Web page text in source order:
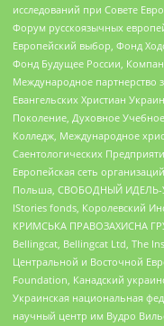
исследований при Совете
Форум русскоязычных
Европейский выбор, Фонд
Фонд Будущее России,
Международное партнерство
Евангельских Христиан
Поколение, Духовное
Колледж, Международное
Саентологических
Европейская сеть
Польша, СВОБОДНЫЙ ИДЕЛЬ-
IStories fonds, Королевский
КРИМСЬКА ПРАВОЗАХИСНА
Bellingcat, Bellingcat Ltd, The
Центральной и Восточной
Foundation, Канадский
Украинская национальная
научный центр им Вудро